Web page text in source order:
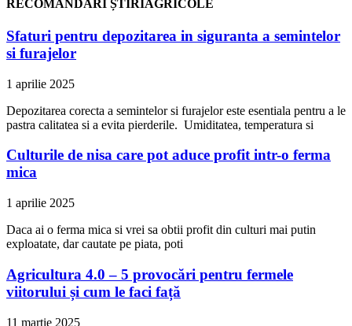
RECOMANDĂRI ȘTIRIAGRICOLE
Sfaturi pentru depozitarea in siguranta a semintelor
si furajelor
1 aprilie 2025
Depozitarea corecta a semintelor si furajelor este esentiala pentru a le
pastra calitatea si a evita pierderile. Umiditatea, temperatura si
Culturile de nisa care pot aduce profit intr-o ferma
mica
1 aprilie 2025
Daca ai o ferma mica si vrei sa obtii profit din culturi mai putin
exploatate, dar cautate pe piata, poti
Agricultura 4.0 – 5 provocări pentru fermele
viitorului și cum le faci față
11 martie 2025